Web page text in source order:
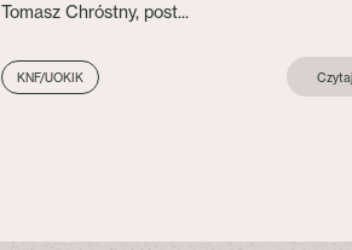
Tomasz Chróstny, post...
KNF/UOKIK